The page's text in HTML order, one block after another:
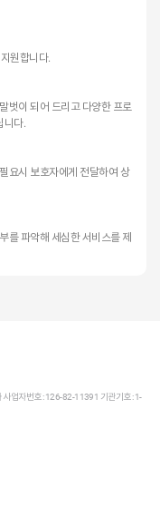
원합니다.
벗이 되어 드리고 다양한 프로
니다.
요시 보호자에게 전달하여 상
를 파악해 세심한 서비스를 제
사업자번호 : 126-82-11391 기관기호 : 1-